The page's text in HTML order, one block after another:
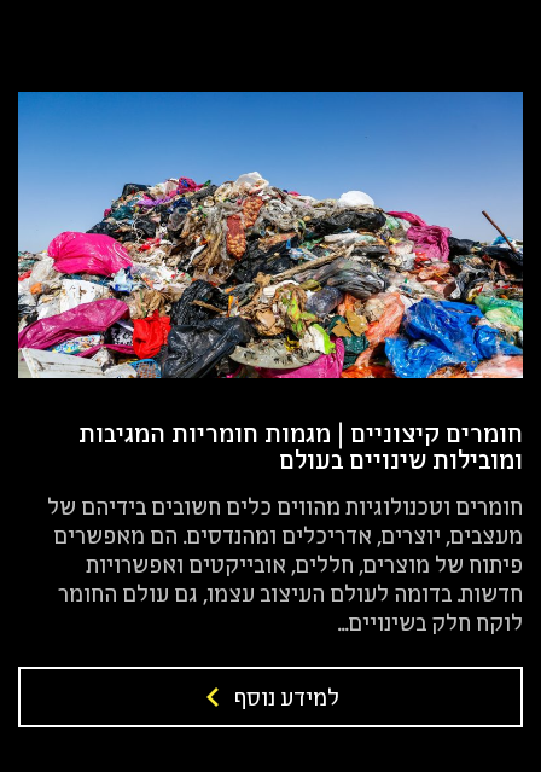
חומרים קיצוניים | מגמות חומריות המגיבות
ומובילות שינויים בעולם
חומרים וטכנולוגיות מהווים כלים חשובים בידיהם של
מעצבים, יוצרים, אדריכלים ומהנדסים. הם מאפשרים
פיתוח של מוצרים, חללים, אובייקטים ואפשרויות
חדשות. בדומה לעולם העיצוב עצמו, גם עולם החומר
לוקח חלק בשינויים...
למידע נוסף